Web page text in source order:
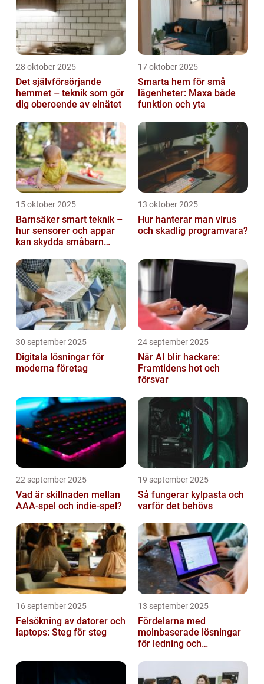
28 oktober 2025
Det självförsörjande
hemmet – teknik som gör
dig oberoende av elnätet
17 oktober 2025
Smarta hem för små
lägenheter: Maxa både
funktion och yta
15 oktober 2025
Barnsäker smart teknik –
hur sensorer och appar
kan skydda småbarn
13 oktober 2025
Hur hanterar man virus
och skadlig programvara?
30 september 2025
Digitala lösningar för
moderna företag
24 september 2025
När AI blir hackare:
Framtidens hot och
försvar
22 september 2025
Vad är skillnaden mellan
AAA-spel och indie-spel?
19 september 2025
Så fungerar kylpasta och
varför det behövs
16 september 2025
Felsökning av datorer och
laptops: Steg för steg
13 september 2025
Fördelarna med
molnbaserade lösningar
för ledning och